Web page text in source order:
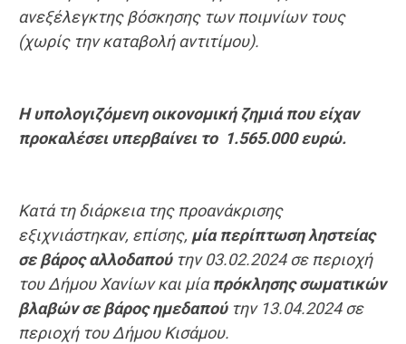
ανεξέλεγκτης βόσκησης των ποιμνίων τους
(χωρίς την καταβολή αντιτίμου).
Η υπολογιζόμενη οικονομική ζημιά που είχαν
προκαλέσει υπερβαίνει το 1.565.000 ευρώ.
Κατά τη διάρκεια της προανάκρισης
εξιχνιάστηκαν, επίσης, μία περίπτωση ληστείας
σε βάρος αλλοδαπούτην 03.02.2024 σε περιοχή
του Δήμου Χανίων και μία πρόκλησης σωματικών
βλαβών σε βάρος ημεδαπού την 13.04.2024 σε
περιοχή του Δήμου Κισάμου.